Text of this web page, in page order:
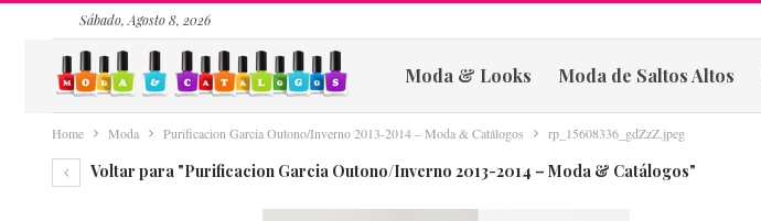
Sábado, Agosto 8, 2026
Moda & Looks Moda de Saltos Altos
Home Moda Purificacion Garcia Outono/Inverno 2013-2014 – Moda & Catálogos rp_15608336_gdZzZ.jpeg
Voltar para "Purificacion Garcia Outono/Inverno 2013-2014 – Moda & Catálogos"